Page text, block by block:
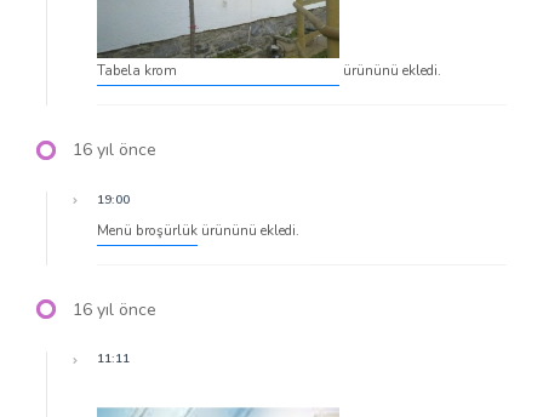
Tabela krom ürününü ekledi.
16 yıl önce
19:00
Menü broşürlük ürününü ekledi.
16 yıl önce
11:11